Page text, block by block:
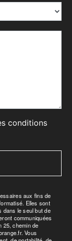
conditions
aux fins de
Elles sont
dans le seul but de
communiquées
25, chemin de
Vous